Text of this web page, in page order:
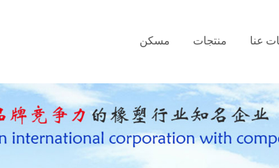
مسكن منتجات عنا